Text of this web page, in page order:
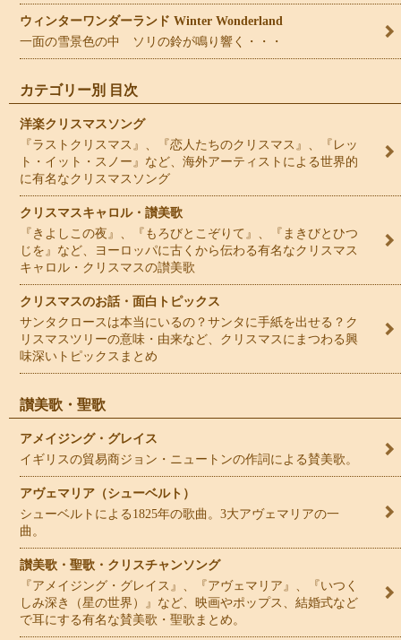
ウィンターワンダーランド Winter Wonderland
一面の雪景色の中 ソリの鈴が鳴り響く・・・
カテゴリー別 目次
洋楽クリスマスソング
『ラストクリスマス』、『恋人たちのクリスマス』、『レッ
ト・イット・スノー』など、海外アーティストによる世界的
に有名なクリスマスソング
クリスマスキャロル・讃美歌
『きよしこの夜』、『もろびとこぞりて』、『まきびとひつ
じを』など、ヨーロッパに古くから伝わる有名なクリスマス
キャロル・クリスマスの讃美歌
クリスマスのお話・面白トピックス
サンタクロースは本当にいるの？サンタに手紙を出せる？ク
リスマスツリーの意味・由来など、クリスマスにまつわる興
味深いトピックスまとめ
讃美歌・聖歌
アメイジング・グレイス
イギリスの貿易商ジョン・ニュートンの作詞による賛美歌。
アヴェマリア（シューベルト）
シューベルトによる1825年の歌曲。3大アヴェマリアの一
曲。
讃美歌・聖歌・クリスチャンソング
『アメイジング・グレイス』、『アヴェマリア』、『いつく
しみ深き（星の世界）』など、映画やポップス、結婚式など
で耳にする有名な賛美歌・聖歌まとめ。